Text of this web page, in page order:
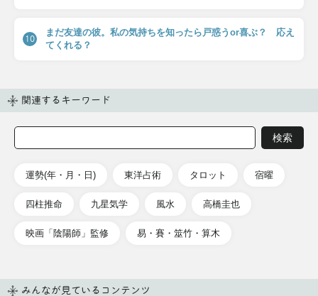
10
まだ友達の彼。私の気持ちを知ったら戸惑うor喜ぶ？ 応え
てくれる？
関連するキーワード
運勢(年・月・日) 東洋占術 タロット 宿曜
四柱推命 九星気学 風水 高橋圭也
映画「陰陽師」監修 易・賽・筮竹・算木
みんなが見ているコンテンツ